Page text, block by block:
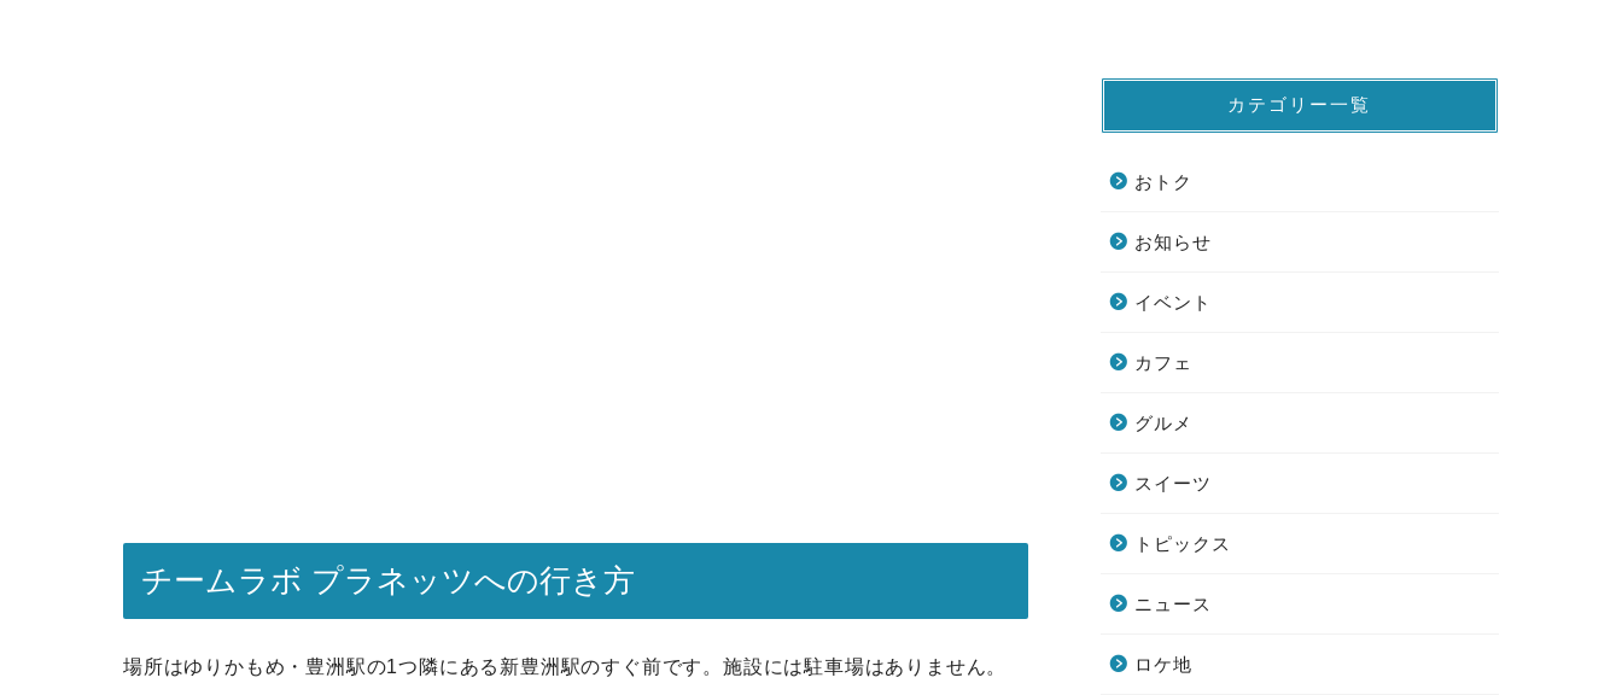
チームラボ プラネッツへの行き方
場所はゆりかもめ・豊洲駅の1つ隣にある新豊洲駅のすぐ前です。施設には駐車場はありません。
カテゴリー一覧
おトク
お知らせ
イベント
カフェ
グルメ
スイーツ
トピックス
ニュース
ロケ地